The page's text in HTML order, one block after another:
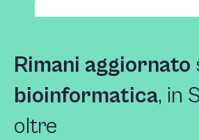
Rimani aggiornato
bioinformatica, in
oltre